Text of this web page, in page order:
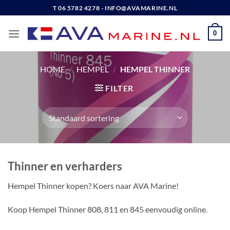
naar
inhoud
T 06 5782 4278 - INFO@AVAMARINE.NL
0
HOME / HEMPEL / HEMPEL THINNER
FILTER
Thinner en verharders
Hempel Thinner kopen? Koers naar AVA Marine!
Koop Hempel Thinner 808, 811 en 845 eenvoudig online.